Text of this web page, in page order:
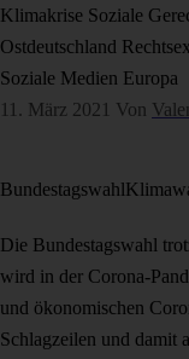
Klimakrise Soziale
Ostdeutschland
Soziale Medien Europa
11. März 2021 Von
Bundestagswahl
Die Bundestagswahl
wird in der Corona-
und ökonomischen
Schlagzeilen und damit